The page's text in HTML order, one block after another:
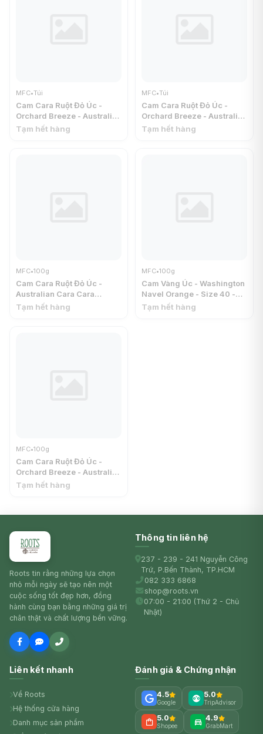
MFC•Túi
Cam Cara Ruột Đỏ Úc -
Orchard Breeze - Australian
Cara Cara Pink Flesh Navel
Tạm hết hàng
MFC•Túi
Cam Cara Ruột Đỏ Úc -
Orchard Breeze - Australian
Cara Cara Pink Flesh Navel
Tạm hết hàng
MFC•100g
Cam Cara Ruột Đỏ Úc -
Australian Cara Cara
Orange - Size 50 - MFC
Tạm hết hàng
MFC•100g
Cam Vàng Úc - Washington
Navel Orange - Size 40 -
MFC
Tạm hết hàng
MFC•100g
Cam Cara Ruột Đỏ Úc -
Orchard Breeze - Australian
Cara Cara Pink Flesh Navel
Tạm hết hàng
Roots tin rằng những lựa chọn
nhỏ mỗi ngày sẽ tạo nên một
cuộc sống tốt đẹp hơn, đồng
hành cùng bạn bằng những giá trị
chân thật và chất lượng bền vững.
Thông tin liên hệ
237 - 239 - 241 Nguyễn Công
Trứ, P.Bến Thành, TP.HCM
082 333 6868
shop@roots.vn
07:00 - 21:00 (Thứ 2 - Chủ
Nhật)
Liên kết nhanh
Về Roots
Hệ thống cửa hàng
Danh mục sản phẩm
Đánh giá & Chứng nhận
4.5
Google
5.0
TripAdvisor
5.0
Shopee
4.9
GrabMart